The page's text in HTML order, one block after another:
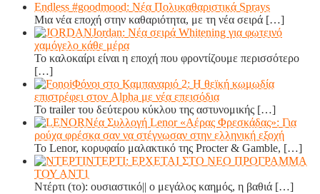
Endless #goodmood: Νέα Πολυκαθαριστικά Sprays
Μια νέα εποχή στην καθαριότητα, με τη νέα σειρά […]
Jordan: Νέα σειρά Whitening για φωτεινό
χαμόγελο κάθε μέρα
Το καλοκαίρι είναι η εποχή που φροντίζουμε περισσότερο
[…]
Φόνοι στο Καμπαναριό 2: Η θεϊκή κωμωδία
επιστρέφει στον Alpha με νέα επεισόδια
Το trailer του δεύτερου κύκλου της αστυνομικής […]
Νέα Συλλογή Lenor «Αέρας Φρεσκάδας»: Για
ρούχα φρέσκα σαν να στέγνωσαν στην ελληνική εξοχή
Το Lenor, κορυφαίο μαλακτικό της Procter & Gamble, […]
ΝΤΕΡΤΙ: ΕΡΧΕΤΑΙ ΣΤΟ ΝΕΟ ΠΡΟΓΡΑΜΜΑ
ΤΟΥ ΑΝΤ1
Ντέρτι (το): ουσιαστικό|| ο μεγάλος καημός, η βαθιά […]